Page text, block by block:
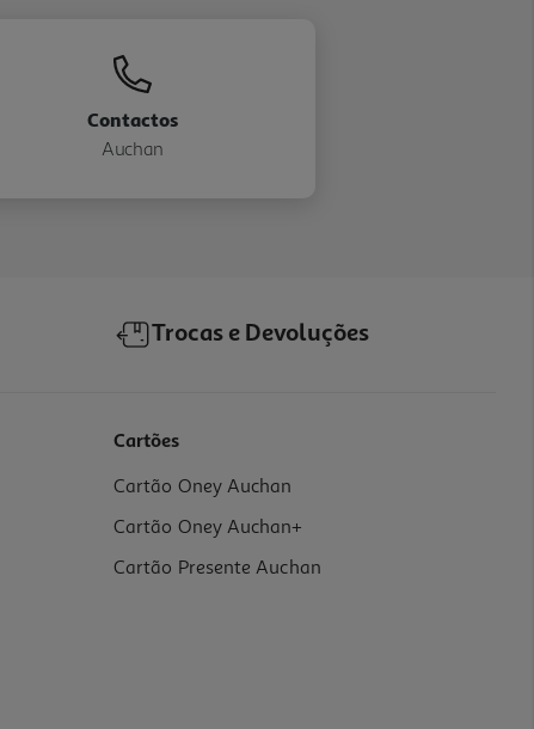
Contactos
Auchan
Trocas e Devoluções
Cartões
Cartão Oney Auchan
Cartão Oney Auchan+
Cartão Presente Auchan